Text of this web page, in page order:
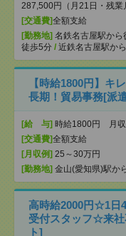
287,500円（月21日・残業
[交通費]全額支給
[勤務地] 名鉄名古屋駅から
徒歩5分 / 近鉄名古屋駅か
【時給1800円】キ
長期！貿易事務[派
[給 与] 時給1800円 月収
[交通費]全額支給
[月収例] 25～30万円
[勤務地] 金山(愛知県)駅か
高時給2000円☆1日
受付スタッフ☆来社
ト]